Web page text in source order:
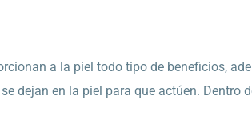
a la piel todo tipo de beneficios,
dejan en la piel para que actúen.